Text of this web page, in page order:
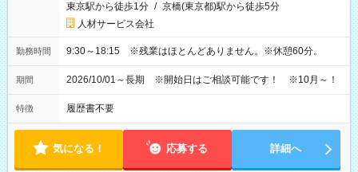
東京駅から徒歩1分 / 京橋(東京都)駅から徒歩5分
人材サービス会社
勤務時間 9:30～18:15 ※残業はほとんどありません。※休憩60分。
期間 2026/10/01～長期 ※開始日はご相談可能です！ ※10月～！
特徴 履歴書不要
気になる！ 応募する 詳細へ